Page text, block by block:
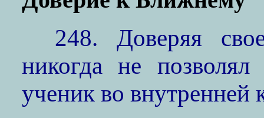
248. Доверяя
никогда не позволял
ученик во внутренней